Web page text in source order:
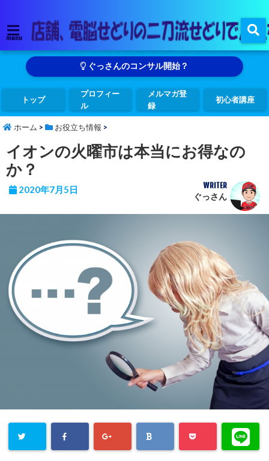
menu
ぐっさんのコンサル開始？
トップ
プロフィー
ル
メルマガ登
録
初心者講座
ホーム > お役立ち情報 >
イオンの火曜市は本当にお得なの
か？
2020年7月5日 WRITER
ぐっさん